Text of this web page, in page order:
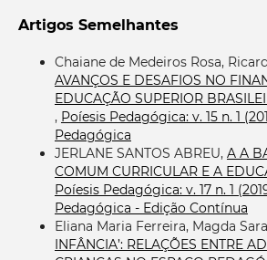
Artigos Semelhantes
Chaiane de Medeiros Rosa,
AVANÇOS E DESAFIOS NO
EDUCAÇÃO SUPERIOR
, Poíesis Pedagógica: v. 15 n. 1
Pedagógica
JERLANE SANTOS ABREU, A A
COMUM CURRICULAR E A
Poíesis Pedagógica: v. 17 n. 1
Pedagógica - Edição Contínua
Eliana Maria Ferreira, Magda
INFÂNCIA’: RELAÇÕES ENTRE